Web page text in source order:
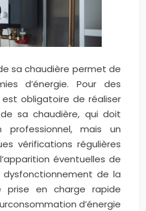
sa chaudière permet de
d’énergie. Pour des
obligatoire de réaliser
sa chaudière, qui doit
mais un
vérifications régulières
éventuelles de
dysfonctionnement de la
prise en charge rapide
d’énergie